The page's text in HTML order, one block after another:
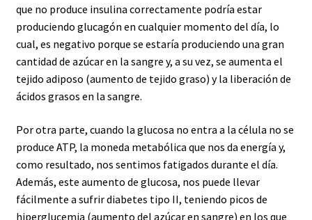
que no produce insulina correctamente podría estar
produciendo glucagón en cualquier momento del día, lo
cual, es negativo porque se estaría produciendo una gran
cantidad de azúcar en la sangre y, a su vez, se aumenta el
tejido adiposo (aumento de tejido graso) y la liberación de
ácidos grasos en la sangre.
Por otra parte, cuando la glucosa no entra a la célula no se
produce ATP, la moneda metabólica que nos da energía y,
como resultado, nos sentimos fatigados durante el día.
Además, este aumento de glucosa, nos puede llevar
fácilmente a sufrir diabetes tipo II, teniendo picos de
hiperglucemia (aumento del azúcar en sangre) en los que